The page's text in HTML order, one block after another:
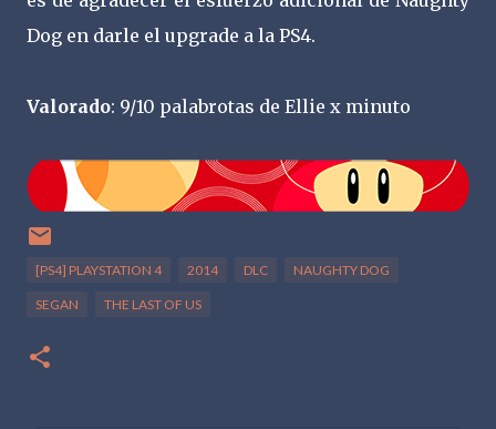
Dog en darle el upgrade a la PS4.
Valorado: 9/10 palabrotas de Ellie x minuto
[PS4] PLAYSTATION 4 2014 DLC NAUGHTY DOG
SEGAN THE LAST OF US